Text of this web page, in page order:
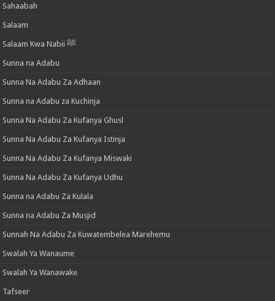
Sahaabah
Salaam
Salaam Kwa Nabii ﷺ
Sunna na Adabu
Sunna Na Adabu Za Adhaan
Sunna na Adabu za Kuchinja
Sunna Na Adabu Za Kufanya Ghusl
Sunna Na Adabu Za Kufanya Istinja
Sunna Na Adabu Za Kufanya Miswaki
Sunna Na Adabu Za Kufanya Udhu
Sunna na Adabu Za Kulala
Sunna na Adabu Za Musjid
Sunnah Na Adabu Za Kuwatembelea Marehemu
Swalah Ya Wanaume
Swalah Ya Wanawake
Tafseer